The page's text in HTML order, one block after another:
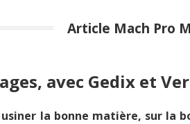
Article Mach Pro
avec Gedix et
la bonne matière, sur la